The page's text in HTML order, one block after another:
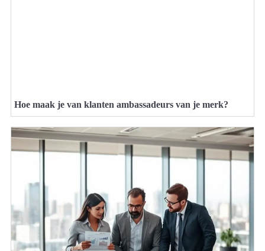
Hoe maak je van klanten ambassadeurs van je merk?